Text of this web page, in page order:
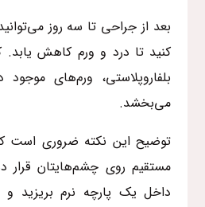
بعد از جراحی تا سه روز
کنید تا درد و ورم کاهش
بلفاروپلاستی، ورم‌های
می‌بخشد‌.
توضیح این نکته ضروری است
مستقیم روی چشم‌هایتان قرار
داخل یک پارچه نرم